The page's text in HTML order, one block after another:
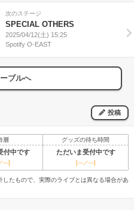
次のステージ
SPECIAL OTHERS
2025/04/12(土) 15:25
Spotify O-EAST
ブルへ
投稿
層 グッズの待ち時間
付中です ただいま受付中です
---] [---／---]
たもので、実際のライブとは異なる場合があ